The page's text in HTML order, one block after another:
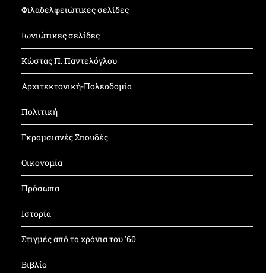
Φιλαδελφειώτικες σελίδες
Ιωνιώτικες σελίδες
Κώστας Π. Παντελόγλου
Αρχιτεκτονική-Πολεοδομία
Πολιτική
Γκραμσιανές Σπουδές
Οικονομία
Πρόσωπα
Ιστορία
Στιγμές από τα χρόνια του ’60
Βιβλίο